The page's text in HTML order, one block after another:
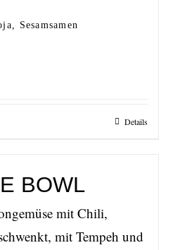
Sesamsamen
Details
BOWL
mit Chili,
mit Tempeh und